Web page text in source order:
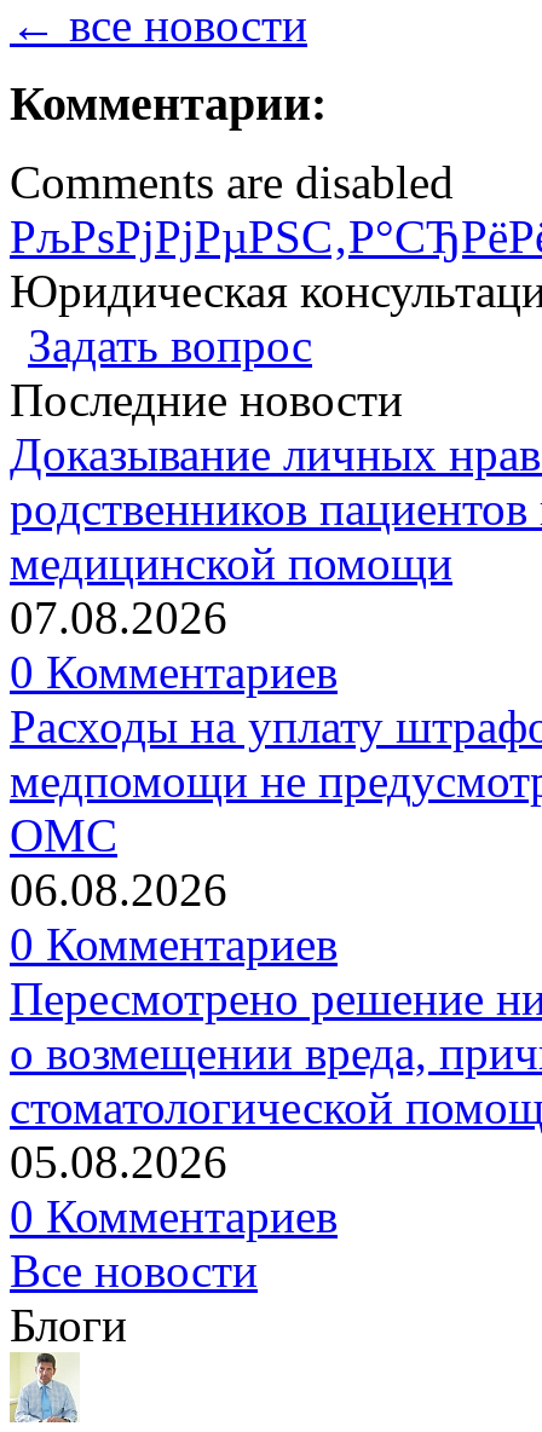
← все новости
Комментарии:
Comments are disabled
Юридическая
Задать вопрос
Последние новости
Доказывание личных
родственников
медицинской помощи
07.08.2026
0 Комментариев
Расходы на уплату
медпомощи не
ОМС
06.08.2026
0 Комментариев
Пересмотрено решение
о возмещении вреда,
стоматологической
05.08.2026
0 Комментариев
Все новости
Блоги